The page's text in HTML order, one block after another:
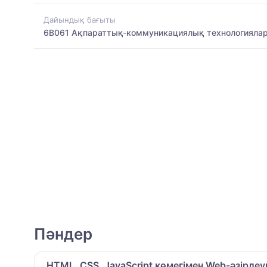
Дайындық бағыты
6B061 Ақпараттық-коммуникациялық технологиялар
Пәндер